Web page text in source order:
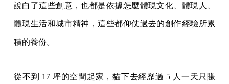
說白了這些創意，也都是依據怎麼體現文化、體現人、
體現生活和城市精神，這些都仰仗過去的創作經驗所累
積的養份。
從不到 17 坪的空間起家，貓下去經歷過 5 人一天只賺